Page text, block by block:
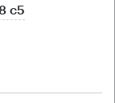
с5